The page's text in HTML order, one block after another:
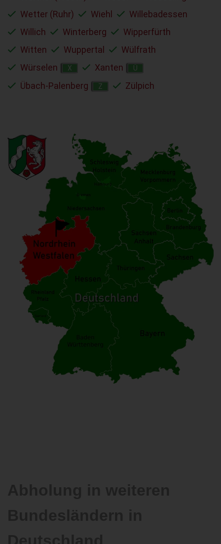
Wetter (Ruhr)
Wiehl
Willebadessen
Willich
Winterberg
Wipperfürth
Witten
Wuppertal
Wülfrath
Würselen
X Xanten Ü
Übach-Palenberg Z Zülpich